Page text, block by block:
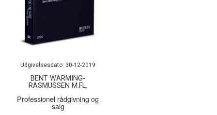
Udgivelsesdato: 30-12-2019
BENT WARMING-
RASMUSSEN M.FL.
Professionel rådgivning og
salg